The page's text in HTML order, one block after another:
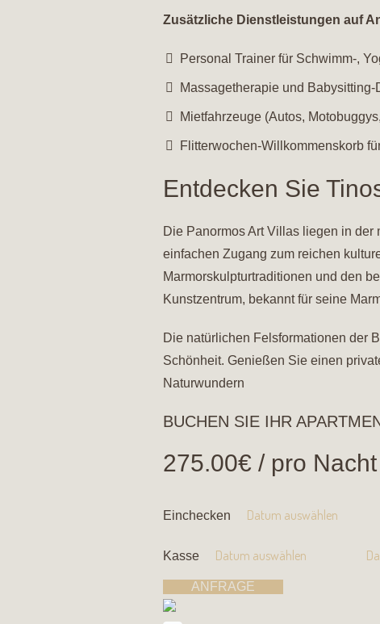
Zusätzliche Dienstleistungen auf
Personal Trainer für Schwimm-,
Massagetherapie und Babysitting-
Mietfahrzeuge (Autos,
Flitterwochen-Willkommenskorb
Entdecken Sie
Die Panormos Art Villas liegen in der
einfachen Zugang zum reichen
Marmorskulpturtraditionen und den
Kunstzentrum, bekannt für seine
Die natürlichen Felsformationen der
Schönheit. Genießen Sie einen
Naturwundern
BUCHEN SIE IHR
275.00€ / pro Nacht
Einchecken
Kasse
ANFRAGE